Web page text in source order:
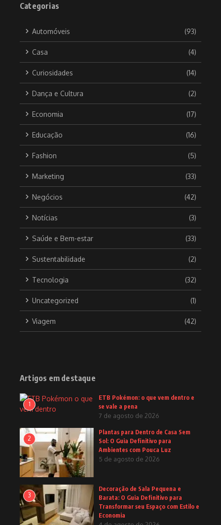
Categorias
Automóveis (93)
Casa (4)
Curiosidades (14)
Dança e Cultura (2)
Economia (17)
Educação (16)
Fashion (5)
Marketing (33)
Negócios (42)
Notícias (3)
Saúde e Bem-estar (33)
Sustentabilidade (2)
Tecnologia (32)
Uncategorized (1)
Viagem (42)
Artigos em destaque
1
ETB Pokémon: o que vem dentro e
se vale a pena
7 de agosto de 2026
2
Plantas para Dentro de Casa Sem
Sol: O Guia Definitivo para
Ambientes com Pouca Luz
5 de agosto de 2026
3
Decoração de Sala Pequena e
Barata: O Guia Definitivo para
Transformar seu Espaço com Estilo e
Economia